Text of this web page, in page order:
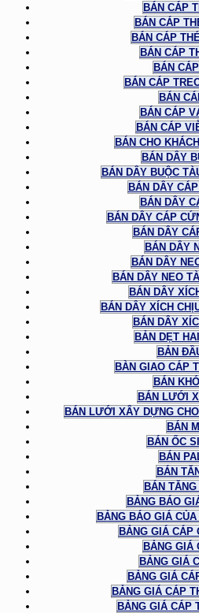
BÁN CÁP
BÁN CÁP
BÁN CÁP
BÁN CÁP
BÁN
BÁN CÁP
BÁN
BÁN CÁP
BÁN CÁP
BÁN CHO
BÁN DÂY
BÁN DÂY BUỘC
BÁN DÂY
BÁN DÂY
BÁN DÂY CÁP
BÁN DÂY
BÁN DÂY
BÁN DÂY
BÁN DÂY NEO
BÁN DÂY
BÁN DÂY XÍCH
BÁN DÂY
BẢN DẸT
BẢN
BÀN GIAO CÁP
BÁN
BÁN LƯỚI
BÁN LƯỚI XÂY DỰNG
BÁN
BÁN ỐC
BÁN
BÁN
BÁN
BẢNG BÁO
BẢNG BÁO GIÁ
BẢNG GIÁ CÁP
BẢNG GIÁ
BẢNG GIÁ
BẢNG GIÁ
BẢNG GIÁ CÁP
BẢNG GIÁ CÁP